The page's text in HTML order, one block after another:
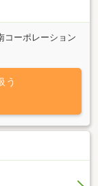
コーポレーション
う